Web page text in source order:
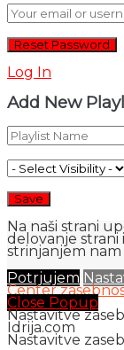
Log In
Add New
Na naši strani
delovanje strani
strinjanjem
Potrjujem
Center
Close Popup
Nastavitve
Idrija.com
Nastavitve